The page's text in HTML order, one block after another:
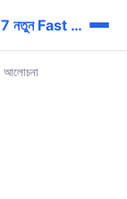
💎 7U7 Original Bangladesh - 7U7 নতুন Fast লাভ
আলোচনা